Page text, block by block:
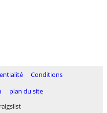
Conditions
plan du site